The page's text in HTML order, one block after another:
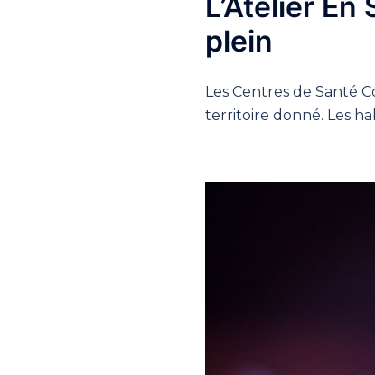
plein
Les Centres de Santé
territoire donné. Les